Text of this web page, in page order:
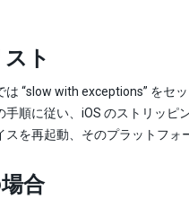
ト
“slow with exceptions” をセッ
手順に従い、iOS のストリッピ
を再起動、そのプラットフォ
合